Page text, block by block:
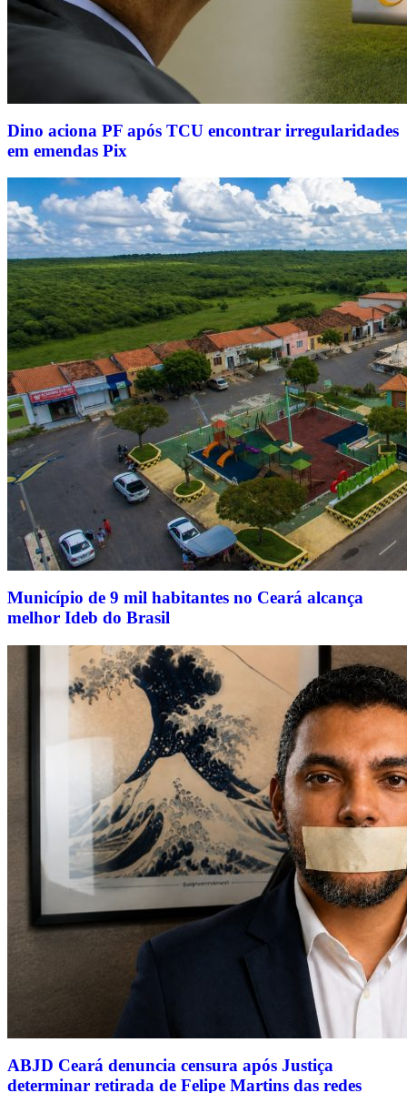
Dino aciona PF após TCU encontrar irregularidades
em emendas Pix
Município de 9 mil habitantes no Ceará alcança
melhor Ideb do Brasil
ABJD Ceará denuncia censura após Justiça
determinar retirada de Felipe Martins das redes